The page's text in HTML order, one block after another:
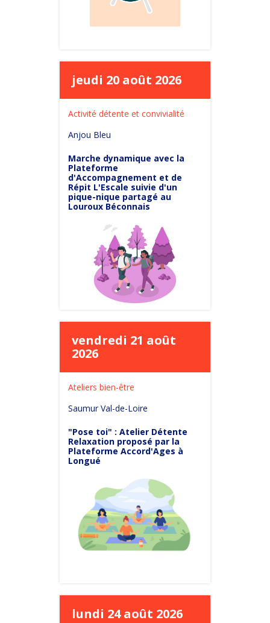
jeudi 20 août 2026
Activité détente et convivialité
Anjou Bleu
Marche dynamique avec la
Plateforme
d'Accompagnement et de
Répit L'Escale suivie d'un
pique-nique partagé au
Louroux Béconnais
vendredi 21 août
2026
Ateliers bien-être
Saumur Val-de-Loire
"Pose toi" : Atelier Détente
Relaxation proposé par la
Plateforme Accord'Ages à
Longué
lundi 24 août 2026